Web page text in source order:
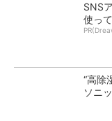
SNS
使っ
“高除
ソニ